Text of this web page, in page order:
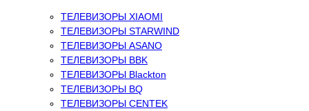
ТЕЛЕВИЗОРЫ XIAOMI
ТЕЛЕВИЗОРЫ STARWIND
ТЕЛЕВИЗОРЫ ASANO
ТЕЛЕВИЗОРЫ BBK
ТЕЛЕВИЗОРЫ Blackton
ТЕЛЕВИЗОРЫ BQ
ТЕЛЕВИЗОРЫ CENTEK